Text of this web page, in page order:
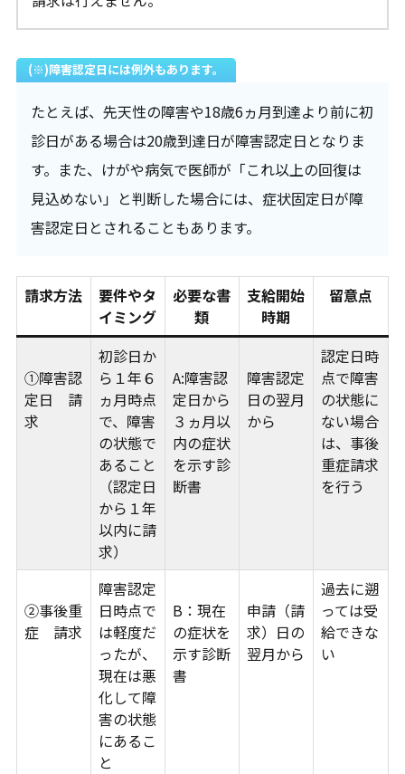
(※)障害認定日には例外もあります。
たとえば、先天性の障害や18歳6ヵ月到達より前に初
診日がある場合は20歳到達日が障害認定日となりま
す。また、けがや病気で医師が「これ以上の回復は
見込めない」と判断した場合には、症状固定日が障
害認定日とされることもあります。
請求方法
要件やタ
イミング
必要な書
類
支給開始
時期
留意点
①障害認
定日 請
求
初診日か
ら１年６
ヵ月時点
で、障害
の状態で
あること
（認定日
から１年
以内に請
求）
A:障害認
定日から
３ヵ月以
内の症状
を示す診
断書
障害認定
日の翌月
から
認定日時
点で障害
の状態に
ない場合
は、事後
重症請求
を行う
②事後重
症 請求
障害認定
日時点で
は軽度だ
ったが、
現在は悪
化して障
害の状態
にあるこ
と
B：現在
の症状を
示す診断
書
申請（請
求）日の
翌月から
過去に遡
っては受
給できな
い